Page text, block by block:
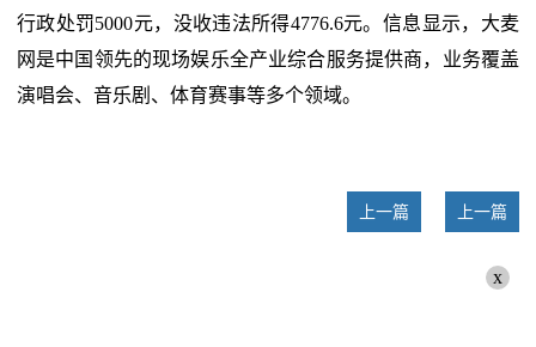
行政处罚5000元，没收违法所得4776.6元。信息显示，大麦
网是中国领先的现场娱乐全产业综合服务提供商，业务覆盖
演唱会、音乐剧、体育赛事等多个领域。
上一篇 上一篇
x